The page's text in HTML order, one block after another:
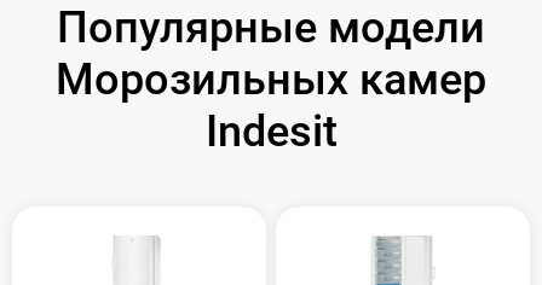
Популярные модели
Морозильных камер
Indesit